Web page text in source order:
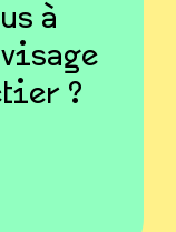
à
?
de
d’un
»